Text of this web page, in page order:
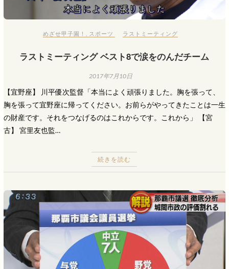
めざせ甲子園！ スポーツ ラストミーティング
ラストミーティング ベスト8で涙をのんだチーム
2017年7月10日
【宜野座】 川平優次監督「本当によく頑張りました。胸を張って、
胸を張って宜野座に帰ってください。お前らがやってきたことは一生
の財産です。それをつなげるのはこれからです。これから」 【宮
古】 宮里友也監…
続きを読む